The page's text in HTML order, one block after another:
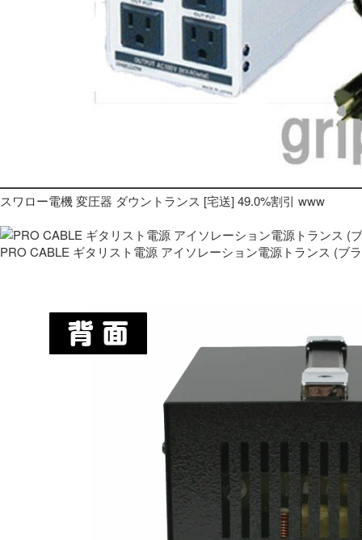
スワロー電機 変圧器 ダウントランス [宅送] 49.0%割引 www
PRO CABLE ギタリスト電源 アイソレーション電源トランス (ブ